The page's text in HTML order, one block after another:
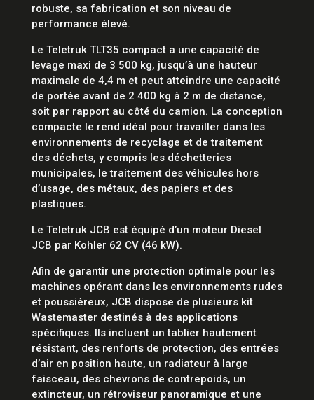
robuste, sa fabrication et son niveau de
performance élevé.
Le Teletruk TLT35 compact a une capacité de
levage maxi de 3 500 kg, jusqu’à une hauteur
maximale de 4,4 m et peut atteindre une capacité
de portée avant de 2 400 kg à 2 m de distance,
soit par rapport au côté du camion. La conception
compacte le rend idéal pour travailler dans les
environnements de recyclage et de traitement
des déchets, y compris les déchetteries
municipales, le traitement des véhicules hors
d’usage, des métaux, des papiers et des
plastiques.
Le Teletruk JCB est équipé d’un moteur Diesel
JCB par Kohler 62 CV (46 kW).
Afin de garantir une protection optimale pour les
machines opérant dans les environnements rudes
et poussiéreux, JCB dispose de plusieurs kit
Wastemaster destinés à des applications
spécifiques. Ils incluent un tablier hautement
résistant, des renforts de protection, des entrées
d’air en position haute, un radiateur à large
faisceau, des chevrons de contrepoids, un
extincteur, un rétroviseur panoramique et une